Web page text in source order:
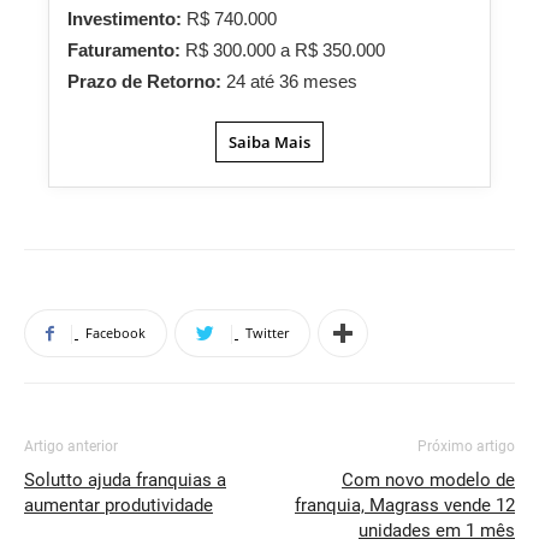
Investimento: R$ 740.000
Faturamento: R$ 300.000 a R$ 350.000
Prazo de Retorno: 24 até 36 meses
Saiba Mais
Facebook Twitter
Artigo anterior
Solutto ajuda franquias a
aumentar produtividade
Próximo artigo
Com novo modelo de
franquia, Magrass vende 12
unidades em 1 mês